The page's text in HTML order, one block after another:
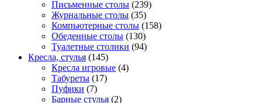
Письменные столы (239)
Журнальные столы (35)
Компьютерные столы (158)
Обеденные столы (130)
Туалетные столики (94)
Кресла, стулья (145)
Кресла игровые (4)
Табуреты (17)
Пуфики (7)
Барные стулья (2)